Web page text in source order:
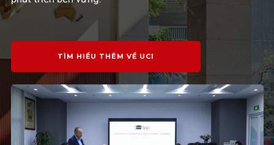
TÌM HIỂU THÊM VỀ UCI